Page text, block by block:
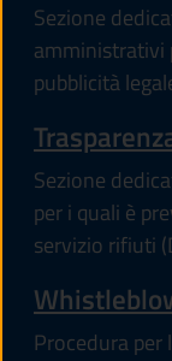
Sezione
amministrativi
pubblicità
Sezione
per i quali è
servizio rifiuti
Procedura per